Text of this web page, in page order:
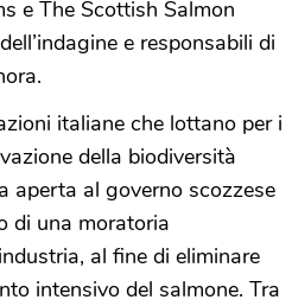
e The Scottish Salmon
e responsabili di
italiane che lottano per i
della biodiversità
aperta al governo scozzese
di una moratoria
al fine di eliminare
intensivo del salmone. Tra